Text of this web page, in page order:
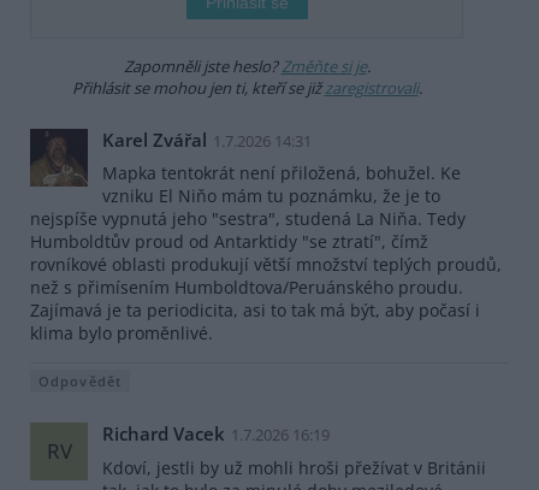
Zapomněli jste heslo?Změňte si je.
Přihlásit se mohou jen ti, kteří se jižzaregistrovali.
Karel Zvářal 1.7.2026 14:31
Mapka tentokrát není přiložená, bohužel. Ke
vzniku El Niňo mám tu poznámku, že je to
nejspíše vypnutá jeho "sestra", studená La Niňa. Tedy
Humboldtův proud od Antarktidy "se ztratí", čímž
rovníkové oblasti produkují větší množství teplých proudů,
než s přimísením Humboldtova/Peruánského proudu.
Zajímavá je ta periodicita, asi to tak má být, aby počasí i
klima bylo proměnlivé.
Odpovědět
RV
Richard Vacek 1.7.2026 16:19
Kdoví, jestli by už mohli hroši přežívat v Británii